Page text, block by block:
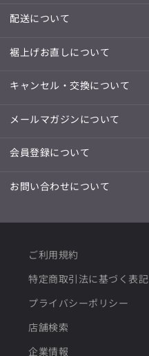
配送について
裾上げお直しについて
キャンセル・交換について
メールマガジンについて
会員登録について
お問い合わせについて
ご利用規約
特定商取引法に基づく表記
プライバシーポリシー
店舗検索
企業情報